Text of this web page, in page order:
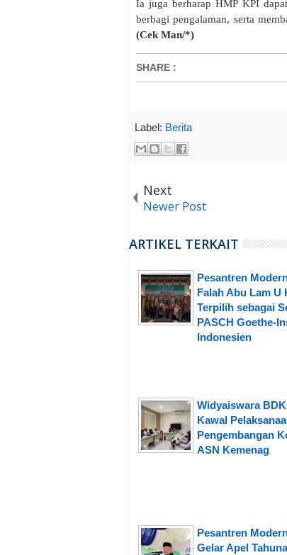
Ia juga berharap HMP KPI
berbagi pengalaman, serta
(Cek Man/*)
SHARE :
Label: Berita
Next
Newer Post
ARTIKEL TERKAIT
Pesantren
Falah Abu Lam U
Terpilih sebagai
PASCH Goethe-
Indonesien
Widyaiswara
Kawal
Pengembangan
ASN Kemenag
Pesantren
Gelar Apel